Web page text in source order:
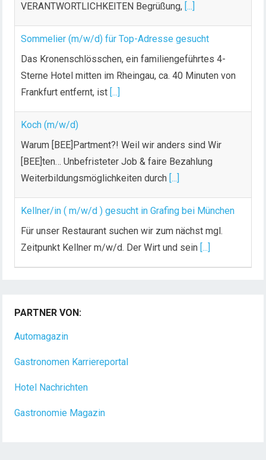
VERANTWORTLICHKEITEN Begrüßung, [...]
Sommelier (m/w/d) für Top-Adresse gesucht
Das Kronenschlösschen, ein familiengeführtes 4-
Sterne Hotel mitten im Rheingau, ca. 40 Minuten von
Frankfurt entfernt, ist [...]
Koch (m/w/d)
Warum [BEE]Partment?! Weil wir anders sind Wir
[BEE]ten… Unbefristeter Job & faire Bezahlung
Weiterbildungsmöglichkeiten durch [...]
Kellner/in ( m/w/d ) gesucht in Grafing bei München
Für unser Restaurant suchen wir zum nächst mgl.
Zeitpunkt Kellner m/w/d. Der Wirt und sein [...]
PARTNER VON:
Automagazin
Gastronomen Karriereportal
Hotel Nachrichten
Gastronomie Magazin